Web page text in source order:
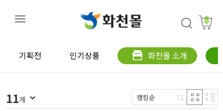
기획전 인기상품 화천몰 소개
11개 랭킹순